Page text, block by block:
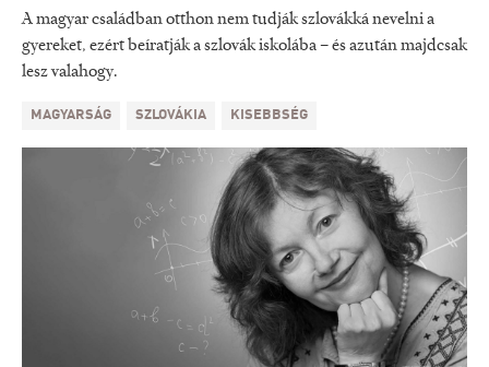
A magyar családban otthon nem tudják szlovákká nevelni a
gyereket, ezért beíratják a szlovák iskolába – és azután majdcsak
lesz valahogy.
MAGYARSÁG SZLOVÁKIA KISEBBSÉG